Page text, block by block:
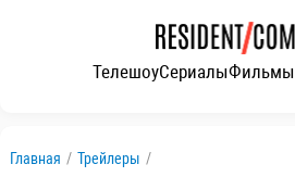
ТелешоуСериалыФильмы
Главная / Трейлеры /